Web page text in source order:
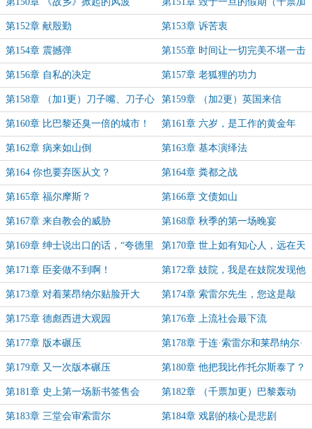
更）
第152章 献殷勤 第153章 诉苦衷
第154章 震撼弹 第155章 时间让一切完美不堪一击
第156章 自私的决定 第157章 老狐狸的功力
第158章 （加1更）刀子嘴、刀子心 第159章 （加2更）英国来信
第160章 比巴黎还臭一倍的城市！ 第161章 六岁，是工作的黄金年
龄！
第162章 病来如山倒 第163章 基本演绎法
第164 你也要弃医从文？ 第164章 粪都之战
第165章 福尔摩斯？ 第166章 文债如山
第167章 来自教会的威胁 第168章 秋季的第一场晚宴
第169章 绅士说出口的话，“夸德里
伽”都追不回来
第170章 世上如有知心人，远在天
边也比邻
第171章 臣妾做不到啊！ 第172章 妓院，我是在妓院发现他
的！
第173章 对着莱昂纳尔贴脸开大 第174章 索雷尔先生，您这是敲
诈！
第175章 德彪西进大观园 第176章 上流社会最下流
第177章 版本碾压 第178章 于连·索雷尔和莱昂纳尔·
索雷尔
第179章 又一次版本碾压 第180章 他把我比作托尔斯泰了？
第181章 史上第一场新书签售会 第182章 （千票加更）巴黎轰动
了！欧洲轰动了！
第183章 三堂会审索雷尔 第184章 戏剧的核心是悲剧